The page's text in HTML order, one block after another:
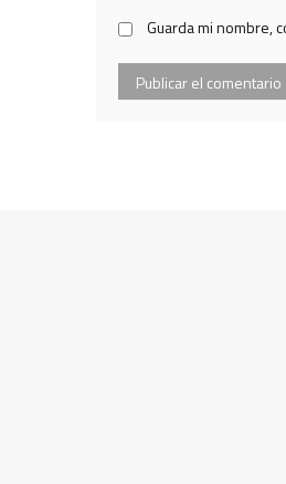
Guarda mi nombre,